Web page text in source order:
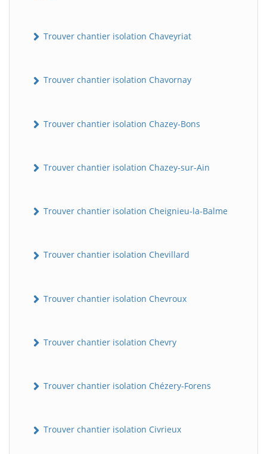
Trouver chantier isolation Chaveyriat
Trouver chantier isolation Chavornay
Trouver chantier isolation Chazey-Bons
Trouver chantier isolation Chazey-sur-Ain
Trouver chantier isolation Cheignieu-la-Balme
Trouver chantier isolation Chevillard
Trouver chantier isolation Chevroux
Trouver chantier isolation Chevry
Trouver chantier isolation Chézery-Forens
Trouver chantier isolation Civrieux